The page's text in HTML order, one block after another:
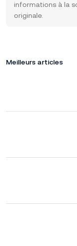
informations à la
originale.
Meilleurs articles